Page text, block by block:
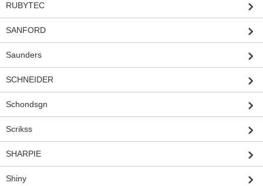
RUBYTEC
SANFORD
Saunders
SCHNEIDER
Schondsgn
Scrikss
SHARPIE
Shiny